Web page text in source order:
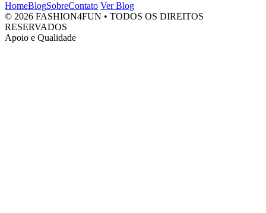
HomeBlogSobreContato Ver Blog
© 2026 FASHION4FUN • TODOS OS DIREITOS
RESERVADOS
Apoio e Qualidade